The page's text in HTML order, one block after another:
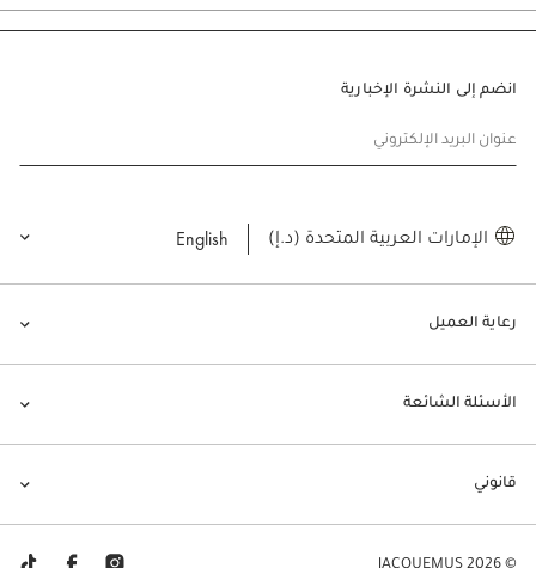
رعاية العميل
الأسئلة الشائعة
قانوني
انضم إلى النشرة الإخبارية
عنوان البريد الإلكتروني
الإمارات العربية المتحدة (د.إ) English